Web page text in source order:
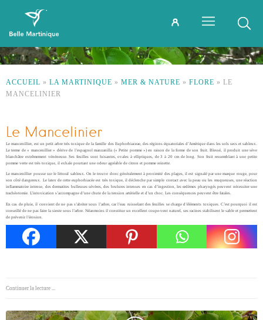
ACCUEIL » LA MARTINIQUE » MER & NATURE » FLORE » LE
MANCELINIER
Le Mancelinier
Le mancenillier, est un petit arbre très toxique de la famille des Euphorbiaceae, des régions équatoriales d’Amérique dans les sols secs et sableux.
Le terme de « mancenillier » dérive de l’espagnol manzanilla (« Petite pomme ») en raison de la forme de son fruit. Blessé, il produit une sève
blanchâtre extrêmement vénéneuse. Ses feuilles sont luisantes, ovales à elliptiques, de 3 à 20 cm de long. Son fruit ressemblant à une petite
pomme verte est très toxique, il exhale pourtant une odeur agréable de citron et pomme reinette.
Le mancenillier pousse sur le littoral sableux. On le trouve donc généralement à proximité des plages, il est signalé par une marque rouge, pour
son côté dangereux. Le latex de cette euphorbiacée est très toxique, il déclenche par simple contact avec la peau ou les muqueuses, une réaction
inflammatoire intense, des dermatites bulleuses sévères, des brulures intenses en cas d’ingestion, les œdèmes pharyngés peuvent nécessiter une
trachéotomie. L’intoxication s’accompagne d’une chute de la tension artérielle et d’un choc. Les conséquences peuvent être fatales.
En cas de pluie, il convient de ne pas s’abriter sous l’arbre, car l’eau ruisselant des feuilles se charge d’éléments toxiques. C’est pourquoi il est
conseillé de ne pas faire la sieste sous l’arbre. Néanmoins il constitue un excellent coupe-vent naturel, ses racines stabilisent le sable et permettent
de prévenir l’érosion.
Continuer la lecture ...